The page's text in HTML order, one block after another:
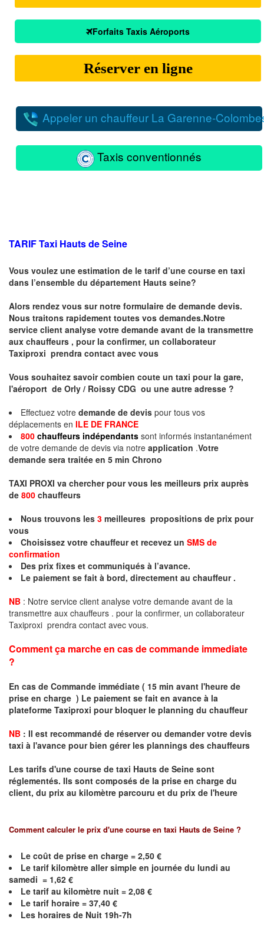
Forfaits Taxis Aéroports
Réserver en ligne
Appeler un chauffeur La Garenne-
Taxis conventionnés
TARIF Taxi Hauts de Seine
Vous voulez une estimation de le tarif d’une course en taxi
dans l’ensemble du département Hauts seine?
Alors rendez vous sur notre formulaire de demande devis.
Nous traitons rapidement toutes vos demandes.Notre
service client analyse votre demande avant de la transmettre
aux chauffeurs , pour la confirmer, un collaborateur
Taxiproxi prendra contact avec vous
Vous souhaitez savoir combien coute un taxi pour la gare,
l'aéroport de Orly / Roissy CDG ou une autre adresse ?
Effectuez votre demande de devis pour tous vos
déplacements en ILE DE FRANCE
800 chauffeurs indépendants sont informés instantanément
de votre demande de devis via notre application .Votre
demande sera traitée en 5 min Chrono
TAXI PROXI va chercher pour vous les meilleurs prix auprès
de 800 chauffeurs
Nous trouvons les 3 meilleures propositions de prix pour
vous
Choisissez votre chauffeur et recevez un SMS de
confirmation
Des prix fixes et communiqués à l’avance.
Le paiement se fait à bord, directement au chauffeur .
NB : Notre service client analyse votre demande avant de la
transmettre aux chauffeurs . pour la confirmer, un collaborateur
Taxiproxi prendra contact avec vous.
Comment ça marche en cas de commande immediate
?
En cas de Commande immédiate ( 15 min avant l'heure de
prise en charge ) Le paiement se fait en avance à la
plateforme Taxiproxi pour bloquer le planning du chauffeur
NB : Il est recommandé de réserverou demandervotre devis
taxi à l'avance pour bien gérer les plannings des chauffeurs
Les tarifs d'une course de taxi Hauts de Seine sont
réglementés. Ils sont composés de la prise en charge du
client, du prix au kilomètre parcouru et du prix de l'heure
Comment calculer le prix d'une course en taxi Hauts de Seine ?
Le coût de prise en charge = 2,50 €
Le tarif kilomètre aller simple en journée du lundi au
samedi = 1,62 €
Le tarif au kilomètre nuit = 2,08 €
Le tarif horaire = 37,40 €
Les horaires de Nuit 19h-7h